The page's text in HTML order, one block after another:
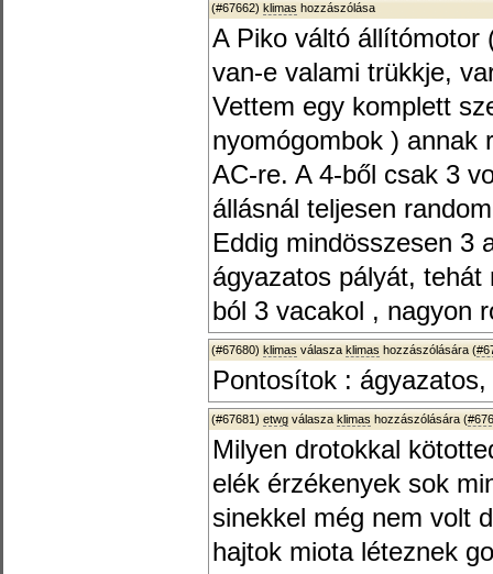
(#67662) klimas hozzászólása
A Piko váltó állítómotor
van-e valami trükkje,
Vettem egy komplett
nyomógombok ) annak
AC-re. A 4-ből csak 3
állásnál teljesen
Eddig mindösszesen 3
ágyazatos pályát,
ból 3 vacakol , nagyon
(#67680) klimas válasza klimas hozzászólására (
Pontosítok :
(#67681) etwg válasza klimas hozzászólására (
Milyen drotokkal
elék érzékenyek sok
sinekkel még nem volt
hajtok miota léteznek